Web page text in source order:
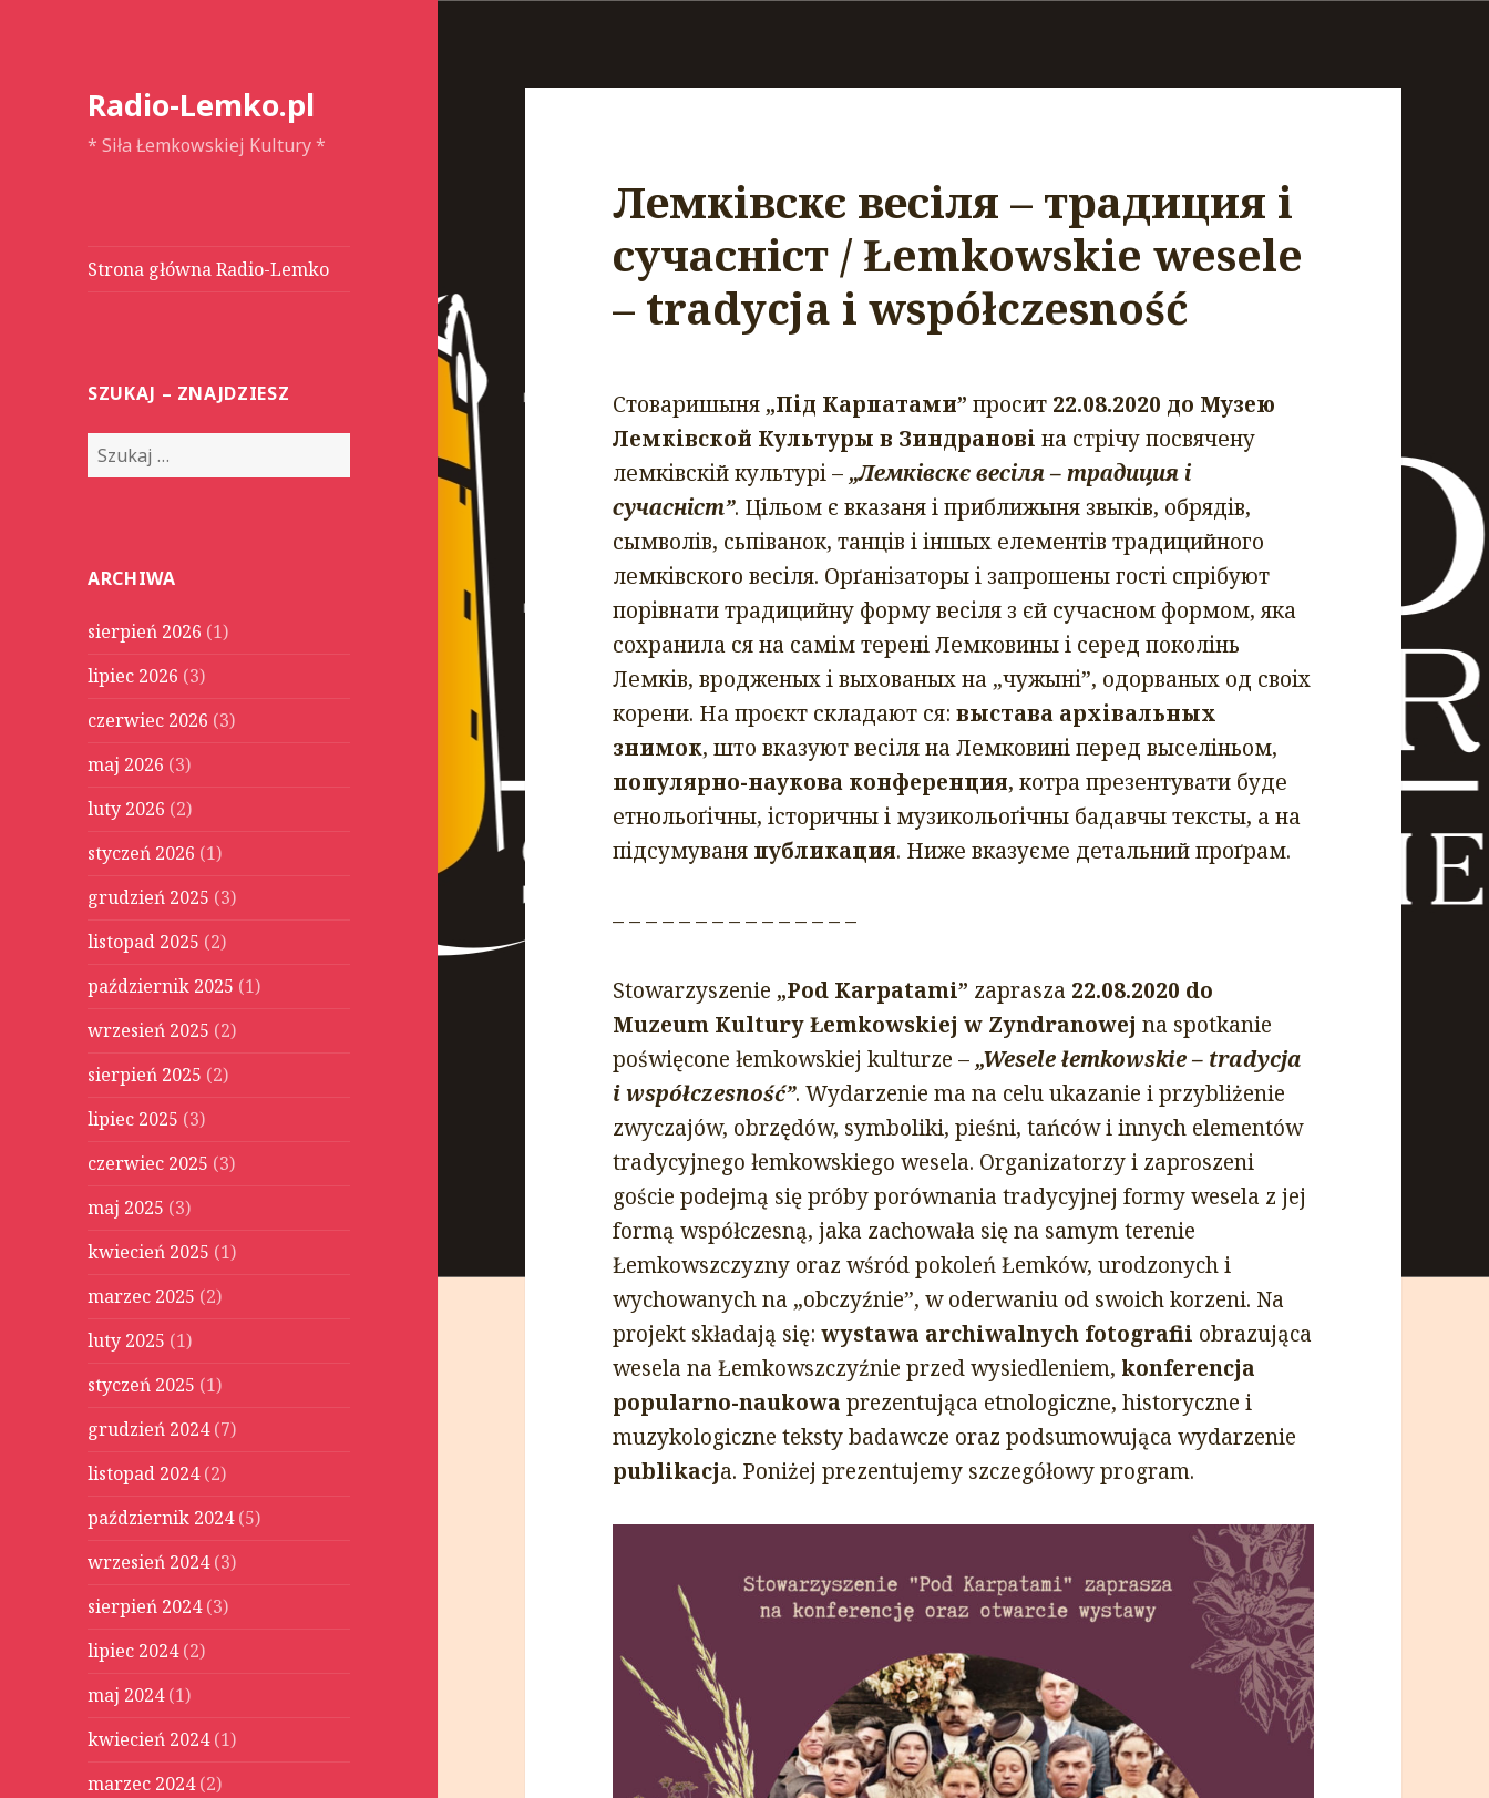
Radio-Lemko.pl
* Siła Łemkowskiej Kultury *
Strona główna Radio-Lemko
SZUKAJ – ZNAJDZIESZ
S
z
j
ARCHIWA
sierpień 2026 (1)
lipiec 2026 (3)
czerwiec 2026 (3)
maj 2026 (3)
luty 2026 (2)
styczeń 2026 (1)
grudzień 2025 (3)
listopad 2025 (2)
październik 2025 (1)
wrzesień 2025 (2)
sierpień 2025 (2)
lipiec 2025 (3)
czerwiec 2025 (3)
maj 2025 (3)
kwiecień 2025 (1)
marzec 2025 (2)
luty 2025 (1)
styczeń 2025 (1)
grudzień 2024(7)
listopad 2024(2)
październik 2024(5)
wrzesień 2024(3)
sierpień 2024(3)
lipiec 2024(2)
maj 2024(1)
kwiecień 2024(1)
marzec 2024(2)
Лемківскє весіля – традиция і
сучасніст / Łemkowskie wesele
– tradycja i współczesność
Стоваришыня „Під Карпатами” просит 22.08.2020 до Музею
Лемківской Культуры в Зиндранові на стрічу посвячену
лемківскій культурі – „Лемківскє весіля – традиция і
сучасніст”. Цільом є вказаня і приближыня звыків, обрядів,
сымволів, сьпіванок, танців і іншых елементів традицийного
лемківского весіля. Орґанізаторы і запрошены гості спрібуют
порівнати традицийну форму весіля з єй сучасном формом, яка
сохранила ся на самім терені Лемковины і серед поколінь
Лемків, вродженых і выхованых на „чужыні”, одорваных од своіх
корени. На проєкт складают ся:выстава архівальных
знимок, што вказуют весіля на Лемковині перед выселіньом,
популярно-наукова конференция, котра презентувати буде
етнольоґічны, історичны і музикольоґічны бадавчы тексты, а на
підсумуваня публикация. Ниже вказуєме детальний проґрам.
– – – – – – – – – – – – – – –
Stowarzyszenie „Pod Karpatami” zaprasza 22.08.2020 do
Muzeum Kultury Łemkowskiej w Zyndranowej na spotkanie
poświęcone łemkowskiej kulturze – „Wesele łemkowskie – tradycja
i współczesność”. Wydarzenie ma na celu ukazanie i przybliżenie
zwyczajów, obrzędów, symboliki, pieśni, tańców i innych elementów
tradycyjnego łemkowskiego wesela. Organizatorzy i zaproszeni
goście podejmą się próby porównania tradycyjnej formy wesela z jej
formą współczesną, jaka zachowała się na samym terenie
Łemkowszczyzny oraz wśród pokoleń Łemków, urodzonych i
wychowanych na „obczyźnie”, w oderwaniu od swoich korzeni. Na
projekt składają się:wystawa archiwalnych fotografii obrazująca
wesela na Łemkowszczyźnie przed wysiedleniem, konferencja
popularno-naukowa prezentująca etnologiczne, historyczne i
muzykologiczne teksty badawcze oraz podsumowująca wydarzenie
publikacja. Poniżej prezentujemy szczegółowy program.